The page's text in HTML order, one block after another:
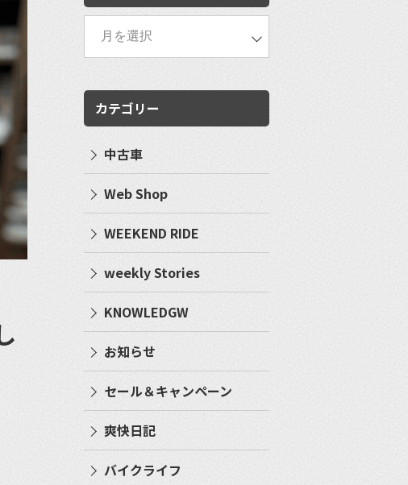
カテゴリー
中古車
Web Shop
WEEKEND RIDE
weekly Stories
KNOWLEDGW
お知らせ
セール＆キャンペーン
爽快日記
バイクライフ